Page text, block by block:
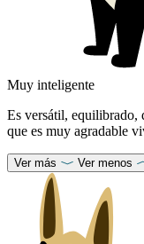
Muy inteligente
Es versátil, equilibrado,
que es muy agradable
Ver más Ver menos